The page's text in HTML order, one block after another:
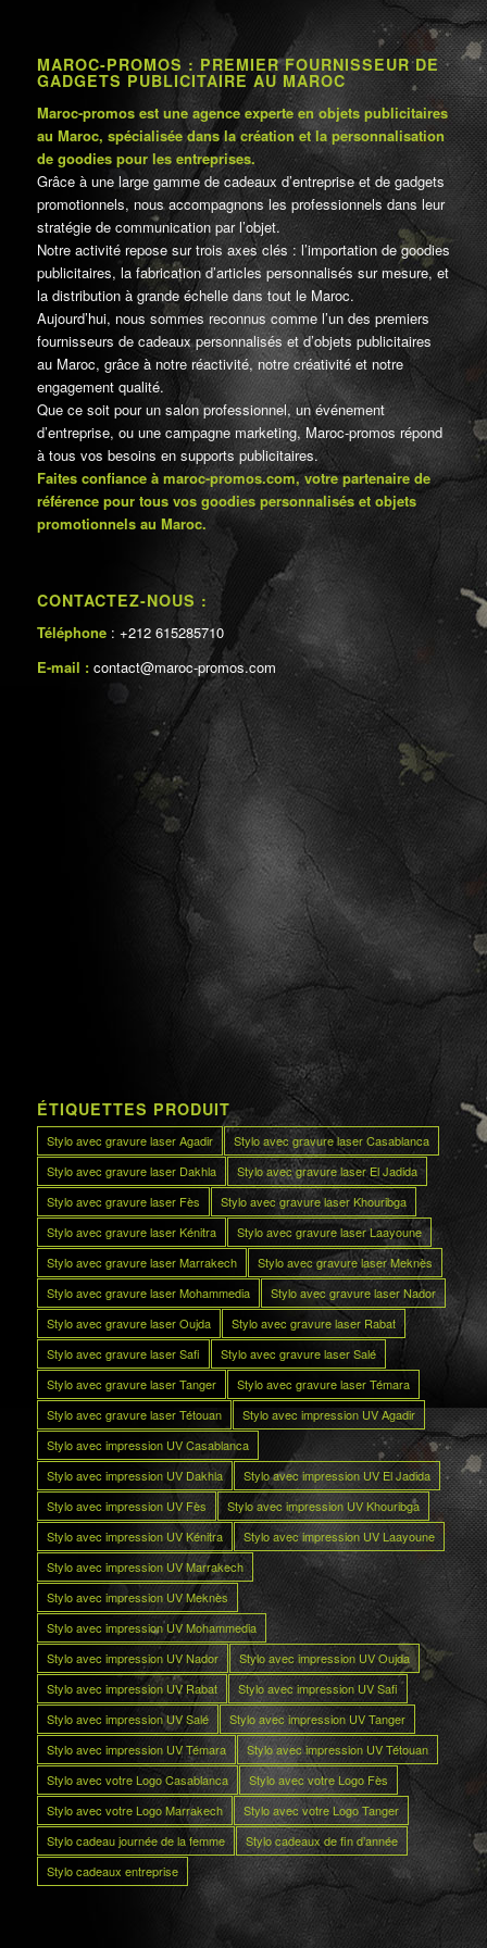
MAROC-PROMOS : PREMIER FOURNISSEUR DE
GADGETS PUBLICITAIRE AU MAROC
Maroc-promos est une agence experte en objets publicitaires
au Maroc, spécialisée dans la création et la personnalisation
de goodies pour les entreprises.
Grâce à une large gamme de cadeaux d’entreprise et de gadgets
promotionnels, nous accompagnons les professionnels dans leur
stratégie de communication par l’objet.
Notre activité repose sur trois axes clés : l’importation de goodies
publicitaires, la fabrication d’articles personnalisés sur mesure, et
la distribution à grande échelle dans tout le Maroc.
Aujourd’hui, nous sommes reconnus comme l’un des premiers
fournisseurs de cadeaux personnalisés et d’objets publicitaires
au Maroc, grâce à notre réactivité, notre créativité et notre
engagement qualité.
Que ce soit pour un salon professionnel, un événement
d’entreprise, ou une campagne marketing, Maroc-promos répond
à tous vos besoins en supports publicitaires.
Faites confiance à maroc-promos.com, votre partenaire de
référence pour tous vos goodies personnalisés et objets
promotionnels au Maroc.
CONTACTEZ-NOUS :
Téléphone : +212 615285710
E-mail : contact@maroc-promos.com
ÉTIQUETTES PRODUIT
Stylo avec gravure laser Agadir
Stylo avec gravure laser Casablanca
Stylo avec gravure laser Dakhla
Stylo avec gravure laser El Jadida
Stylo avec gravure laser Fès
Stylo avec gravure laser Khouribga
Stylo avec gravure laser Kénitra
Stylo avec gravure laser Laayoune
Stylo avec gravure laser Marrakech
Stylo avec gravure laser Meknès
Stylo avec gravure laser Mohammedia
Stylo avec gravure laser Nador
Stylo avec gravure laser Oujda
Stylo avec gravure laser Rabat
Stylo avec gravure laser Safi
Stylo avec gravure laser Salé
Stylo avec gravure laser Tanger
Stylo avec gravure laser Témara
Stylo avec gravure laser Tétouan
Stylo avec impression UV Agadir
Stylo avec impression UV Casablanca
Stylo avec impression UV Dakhla
Stylo avec impression UV El Jadida
Stylo avec impression UV Fès
Stylo avec impression UV Khouribga
Stylo avec impression UV Kénitra
Stylo avec impression UV Laayoune
Stylo avec impression UV Marrakech
Stylo avec impression UV Meknès
Stylo avec impression UV Mohammedia
Stylo avec impression UV Nador
Stylo avec impression UV Oujda
Stylo avec impression UV Rabat
Stylo avec impression UV Safi
Stylo avec impression UV Salé
Stylo avec impression UV Tanger
Stylo avec impression UV Témara
Stylo avec impression UV Tétouan
Stylo avec votre Logo Casablanca
Stylo avec votre Logo Fès
Stylo avec votre Logo Marrakech
Stylo avec votre Logo Tanger
Stylo cadeau journée de la femme
Stylo cadeaux de fin d’année
Stylo cadeaux entreprise